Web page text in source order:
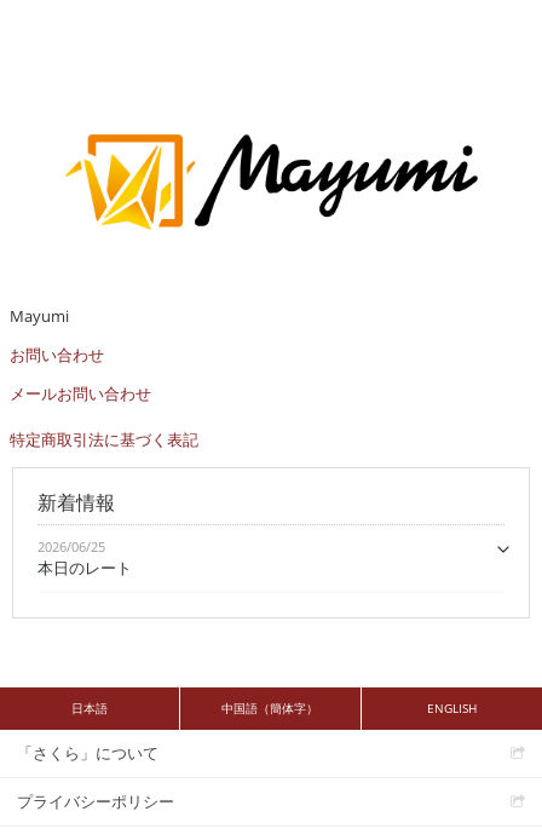
Mayumi
お問い合わせ
メールお問い合わせ
特定商取引法に基づく表記
新着情報
2026/06/25
本日のレート
日本語 中国語（簡体字） ENGLISH
「さくら」について
プライバシーポリシー